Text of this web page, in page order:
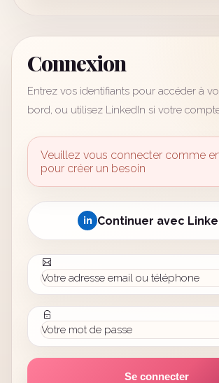
Connexion
Entrez vos identifiants pour accéder à
bord, ou utilisez LinkedIn si votre
Veuillez vous connecter comme
pour créer un besoin
in Continuer avec
t
E
Se connecter